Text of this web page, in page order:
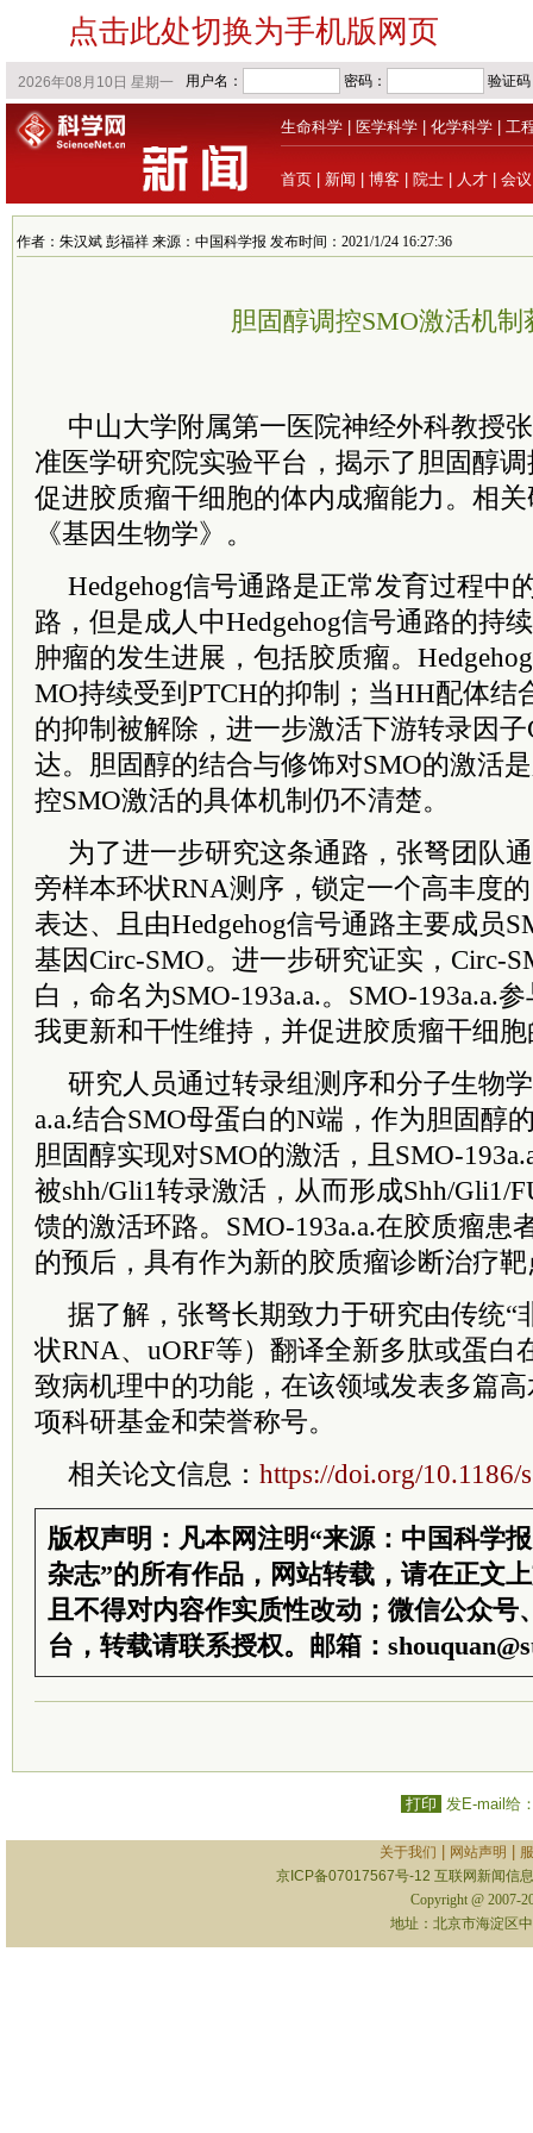
点击此处切换为手机版网页
生命科学 医学科学 化学科学 工
首页 新闻 博客 院士 人才 会议
作者：朱汉斌 彭福祥 来源：中国科学报 发布时间：2021/1/24 16:27:36
胆固醇调控SMO激活机制
中山大学附属第一医院神经外科教授
准医学研究院实验平台，揭示了胆固醇
促进胶质瘤干细胞的体内成瘤能力。相
《基因生物学》。
Hedgehog信号通路是正常发育过程中
路，但是成人中Hedgehog信号通路的持
肿瘤的发生进展，包括胶质瘤。
MO持续受到PTCH的抑制；当HH配体结
的抑制被解除，进一步激活下游转录因
达。胆固醇的结合与修饰对SMO的激活
控SMO激活的具体机制仍不清楚。
为了进一步研究这条通路，张弩团队
旁样本环状RNA测序，锁定一个高丰度
表达、且由Hedgehog信号通路主要成员
基因Circ-SMO。进一步研究证实，Circ-
白，命名为SMO-193a.a.。SMO-193a.a.
我更新和干性维持，并促进胶质瘤干细
研究人员通过转录组测序和分子生物
a.a.结合SMO母蛋白的N端，作为胆固醇
胆固醇实现对SMO的激活，且SMO-
被shh/Gli1转录激活，从而形成Shh/Gli1/
馈的激活环路。SMO-193a.a.在胶质瘤患
的预后，具有作为新的胶质瘤诊断治疗
据了解，张弩长期致力于研究由传统“
状RNA、uORF等）翻译全新多肽或蛋白
致病机理中的功能，在该领域发表多篇
项科研基金和荣誉称号。
相关论文信息： https://doi.org/10.1186/
版权声明：凡本网注明“来源：中国科学
杂志”的所有作品，网站转载，请在正文
且不得对内容作实质性改动；微信公众号
台，转载请联系授权。邮箱：
打印 发E-mail给
关于我们 网站声明
京ICP备07017567号-12 互联网新闻信
Copyright @ 2007-
地址：北京市海淀区